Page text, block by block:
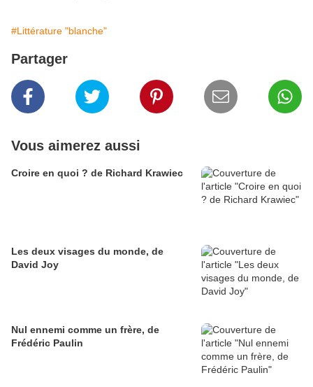
#Littérature "blanche"
Partager
Vous aimerez aussi
Croire en quoi ? de Richard Krawiec
Les deux visages du monde, de
David Joy
Nul ennemi comme un frère, de
Frédéric Paulin